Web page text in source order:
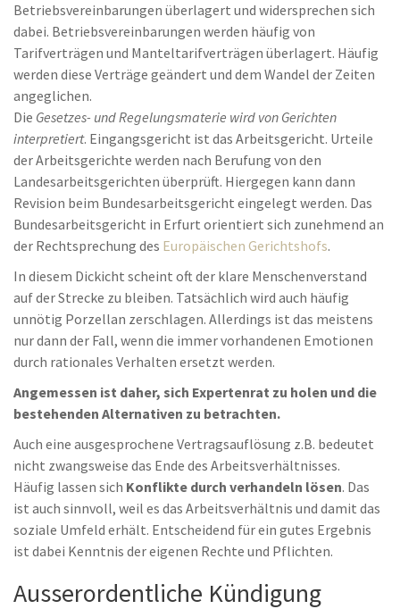
Betriebsvereinbarungen überlagert und widersprechen sich
dabei. Betriebsvereinbarungen werden häufig von
Tarifverträgen und Manteltarifverträgen überlagert. Häufig
werden diese Verträge geändert und dem Wandel der Zeiten
angeglichen.
Die Gesetzes- und Regelungsmaterie wird von Gerichten
interpretiert. Eingangsgericht ist das Arbeitsgericht. Urteile
der Arbeitsgerichte werden nach Berufung von den
Landesarbeitsgerichten überprüft. Hiergegen kann dann
Revision beim Bundesarbeitsgericht eingelegt werden. Das
Bundesarbeitsgericht in Erfurt orientiert sich zunehmend an
der Rechtsprechung des Europäischen Gerichtshofs.
In diesem Dickicht scheint oft der klare Menschenverstand
auf der Strecke zu bleiben. Tatsächlich wird auch häufig
unnötig Porzellan zerschlagen. Allerdings ist das meistens
nur dann der Fall, wenn die immer vorhandenen Emotionen
durch rationales Verhalten ersetzt werden.
Angemessen ist daher, sich Expertenrat zu holen und die
bestehenden Alternativen zu betrachten.
Auch eine ausgesprochene Vertragsauflösung z.B. bedeutet
nicht zwangsweise das Ende des Arbeitsverhältnisses.
Häufig lassen sich Konflikte durch verhandeln lösen. Das
ist auch sinnvoll, weil es das Arbeitsverhältnis und damit das
soziale Umfeld erhält. Entscheidend für ein gutes Ergebnis
ist dabei Kenntnis der eigenen Rechte und Pflichten.
Ausserordentliche Kündigung